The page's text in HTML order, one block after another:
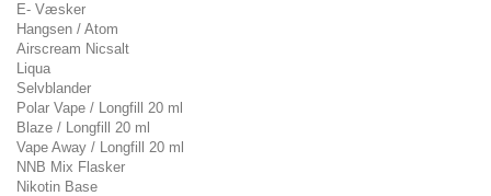
E- Væsker
Hangsen / Atom
Airscream Nicsalt
Liqua
Selvblander
Polar Vape / Longfill 20 ml
Blaze / Longfill 20 ml
Vape Away / Longfill 20 ml
NNB Mix Flasker
Nikotin Base